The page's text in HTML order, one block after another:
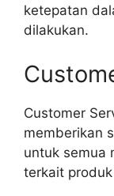
ketepatan
dilakukan.
Customer
memberikan
untuk semua
terkait